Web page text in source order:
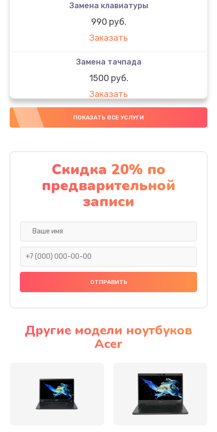
Замена клавиатуры
990 руб.
Заказать
Замена тачпада
1500 руб.
Заказать
Замена южного моста
Заказать
Чистка от пыли
1060 руб.
Заказать
Ремонт подсветки
Настройка BIOS
Замена видеочипа
ПОКАЗАТЬ ВСЕ УСЛУГИ
Скидка 20% по
предварительной
записи
Другие модели ноутбуков
Acer